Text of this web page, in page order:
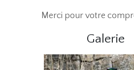
Merci pour votre
Galerie